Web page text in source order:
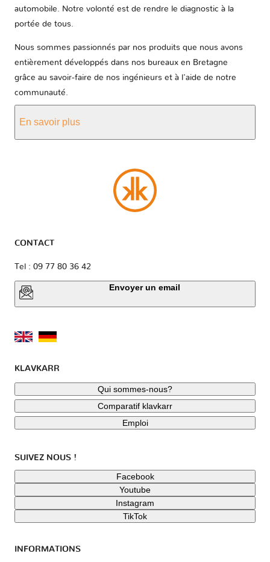
automobile. Notre volonté est de rendre le diagnostic à la
portée de tous.
Nous sommes passionnés par nos produits que nous avons
entièrement développés dans nos bureaux en Bretagne
grâce au savoir-faire de nos ingénieurs et à l'aide de notre
communauté.
En savoir plus
CONTACT
Tel : 09 77 80 36 42
Envoyer un email
KLAVKARR
Qui sommes-nous?
Comparatif klavkarr
Emploi
SUIVEZ NOUS !
Facebook
Youtube
Instagram
TikTok
INFORMATIONS